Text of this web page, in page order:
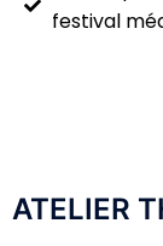
festival
ATELIER